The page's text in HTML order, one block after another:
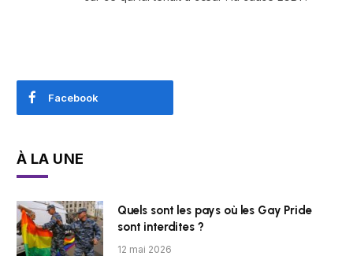
Facebook
À LA UNE
Quels sont les pays où les Gay Pride
sont interdites ?
12 mai 2026